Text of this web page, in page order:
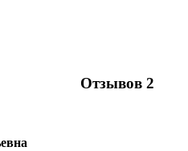
Отзывов 2